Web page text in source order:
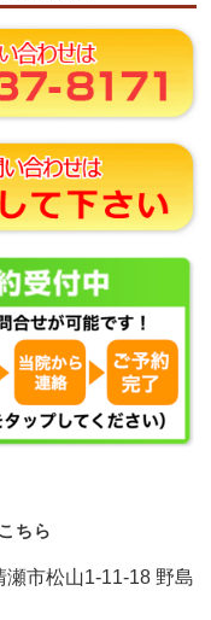
ちら
市松山1-11-18 野島